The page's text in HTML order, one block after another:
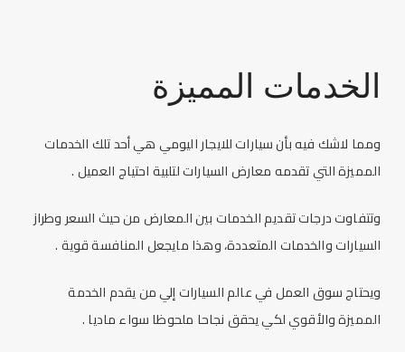
الخدمات المميزة
ومما لاشك فيه بأنسيارات للايجار اليومي هي أحد تلك الخدمات
المميزة التي تقدمه معارض السيارات لتلبية احتياج العميل .
وتتفاوت درجات تقديم الخدمات بين المعارض من حيث السعر وطراز
السيارات والخدمات المتعددة، وهذا مايجعل المنافسة قوية .
ويحتاج سوق العمل في عالم السيارات إلي من يقدم الخدمة
المميزة والأقوي لكي يحقق نجاحا ملحوظا سواء ماديا .